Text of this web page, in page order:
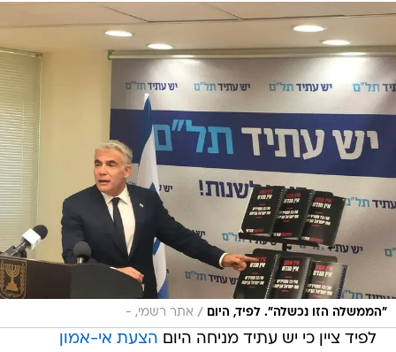
"הממשלה הזו נכשלה". לפיד, היום / אתר רשמי, -
לפיד ציין כי יש עתיד מניחה היום הצעת אי-אמון